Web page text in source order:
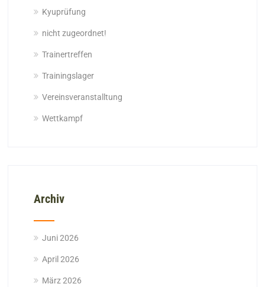
Kyuprüfung
nicht zugeordnet!
Trainertreffen
Trainingslager
Vereinsveranstalltung
Wettkampf
Archiv
Juni 2026
April 2026
März 2026